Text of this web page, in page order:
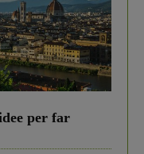
per far